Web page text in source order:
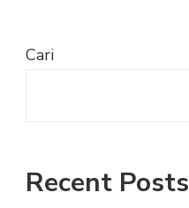
Cari
Recent Posts